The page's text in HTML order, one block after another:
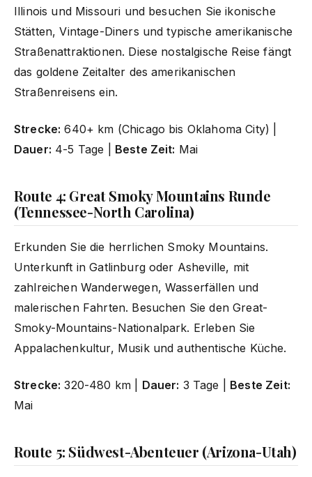
Illinois und Missouri und besuchen Sie ikonische
Stätten, Vintage-Diners und typische amerikanische
Straßenattraktionen. Diese nostalgische Reise fängt
das goldene Zeitalter des amerikanischen
Straßenreisens ein.
Strecke: 640+ km (Chicago bis Oklahoma City) |
Dauer: 4-5 Tage | Beste Zeit: Mai
Route 4: Great Smoky Mountains Runde
(Tennessee-North Carolina)
Erkunden Sie die herrlichen Smoky Mountains.
Unterkunft in Gatlinburg oder Asheville, mit
zahlreichen Wanderwegen, Wasserfällen und
malerischen Fahrten. Besuchen Sie den Great-
Smoky-Mountains-Nationalpark. Erleben Sie
Appalachenkultur, Musik und authentische Küche.
Strecke: 320-480 km | Dauer: 3 Tage | Beste Zeit:
Mai
Route 5: Südwest-Abenteuer (Arizona-Utah)